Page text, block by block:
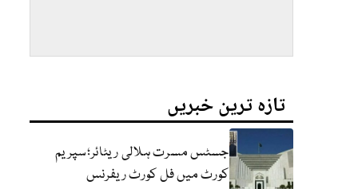
تازہ ترین خبریں
جسٹس مسرت ہلالی ریٹائر؛سپریم
کورٹ میں فل کورٹ ریفرنس